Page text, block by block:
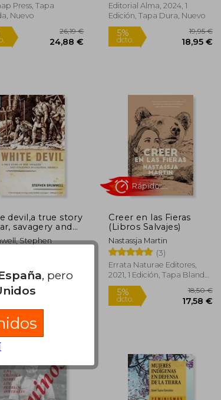
Press, Tapa
Nuevo
5%
dcto.
26,19 €
24,88 €
Editorial Alma, 2024, 1
Edición, Tapa Dura, Nuevo
5%
dcto.
Rápido
devil,a true story
savagery and
in
america (en
Stephen
Nuevo
Creer en las Fieras
(Libros Salvajes)
Nastassja Martin
(3)
Errata Naturae Editores,
2021, 1 Edición, Tapa Blanda,
Nuevo
, pero